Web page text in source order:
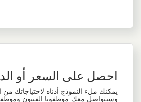
احصل على السعر أو
يمكنك ملء النموذج أدناه لاحتياجاتك من
وسيتواصل معك موظفونا الفنيون